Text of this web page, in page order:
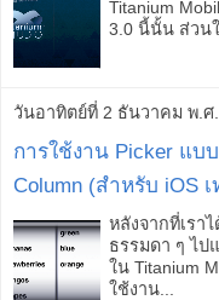
Titanium
3.0 นี้นั้น ส่วนใ
วันอาทิตย์ที่ 2 ธันวาคม พ.ศ
การใช้งาน Picker แบ
Column (สำหรับ iOS
หลังจากที่เรา
ธรรมดา ๆ ไป
ใน Titanium
ใช้งาน...